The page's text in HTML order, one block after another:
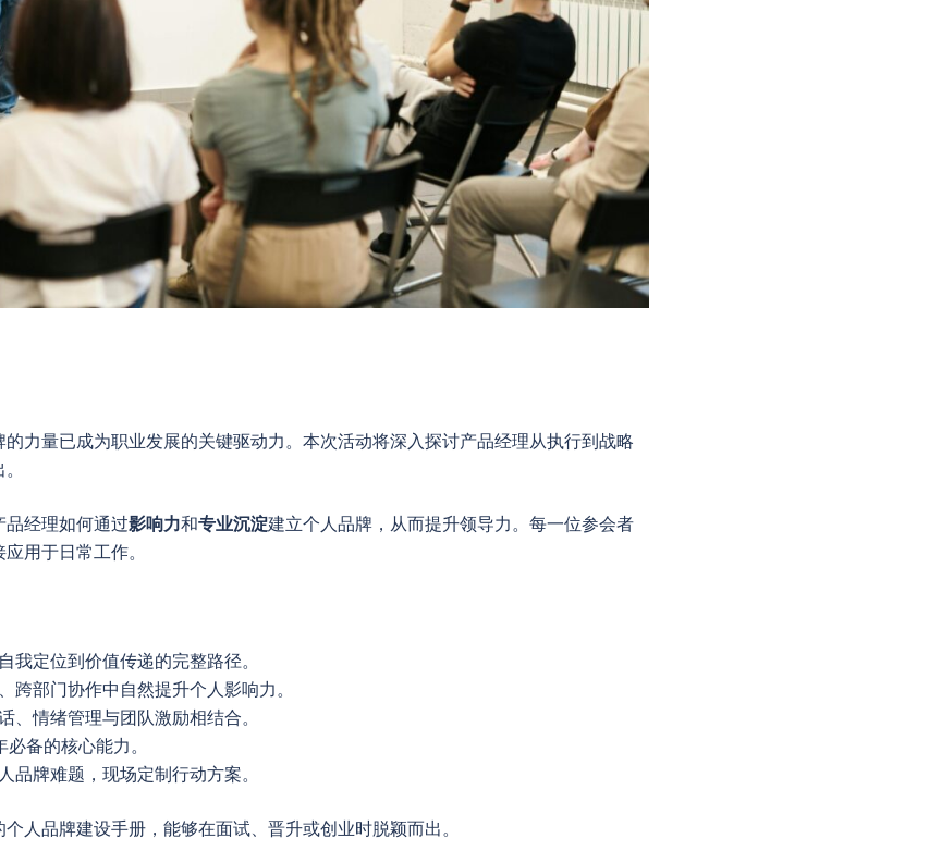
力量已成为职业发展的关键驱动力。本次活动将深入探讨产品经理从执行到战略
经理如何通过影响力和专业沉淀建立个人品牌，从而提升领导力。每一位参会者
用于日常工作。
我定位到价值传递的完整路径。
跨部门协作中自然提升个人影响力。
、情绪管理与团队激励相结合。
备的核心能力。
品牌难题，现场定制行动方案。
人品牌建设手册，能够在面试、晋升或创业时脱颖而出。